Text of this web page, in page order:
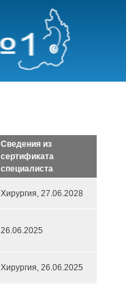
Сведения из
сертификата
специалиста
Хирургия, 27.06.2028
26.06.2025
Хирургия, 26.06.2025